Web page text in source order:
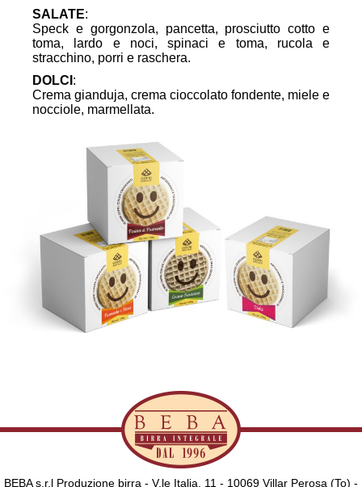
SALATE:
Speck e gorgonzola, pancetta, prosciutto cotto e
toma, lardo e noci, spinaci e toma, rucola e
stracchino, porri e raschera.
DOLCI :
Crema gianduja, crema cioccolato fondente, miele e
nocciole, marmellata.
BEBA s.r.l Produzione birra - V.le Italia, 11 - 10069 Villar Perosa (To) -